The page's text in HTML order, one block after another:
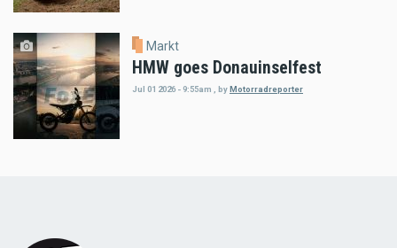
Markt
HMW goes Donauinselfest
Jul 01 2026 - 9:55am , byMotorradreporter